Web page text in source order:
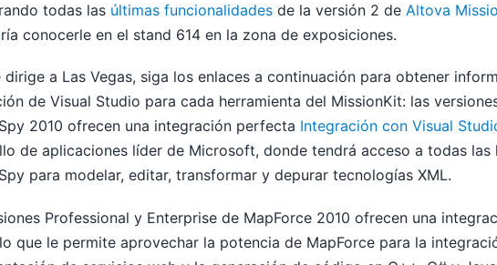
todas las últimas funcionalidades de la versión 2 deAltova
conocerle en el stand 614 en la zona de exposiciones.
dirige a Las Vegas, siga los enlaces a continuación para obtener
de Visual Studio para cada herramienta del MissionKit: las
2010 ofrecen una integración perfecta Integración con Visual
de aplicaciones líder de Microsoft, donde tendrá acceso a todas las
para modelar, editar, transformar y depurar tecnologías XML.
Professional y Enterprise de MapForce 2010 ofrecen una
que le permite aprovechar la potencia de MapForce para la